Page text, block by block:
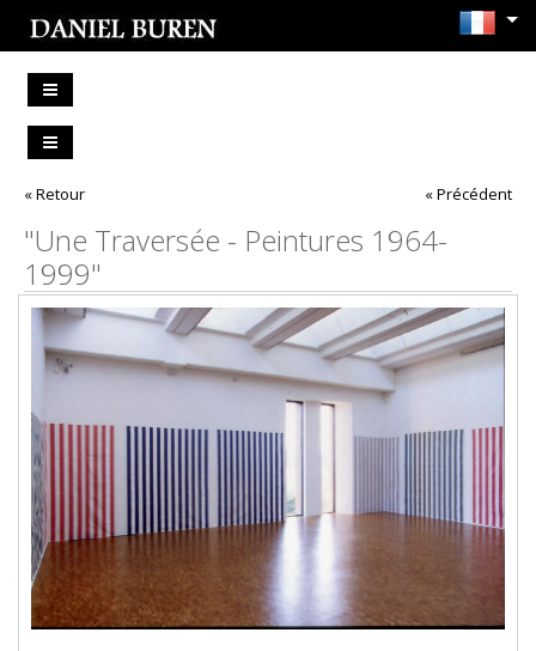
« Retour « Précédent
"Une Traversée - Peintures 1964-
1999"